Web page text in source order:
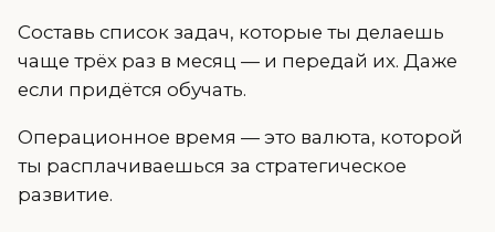
Составь список задач, которые ты делаешь
чаще трёх раз в месяц — и передай их. Даже
если придётся обучать.
Операционное время — это валюта, которой
ты расплачиваешься за стратегическое
развитие.